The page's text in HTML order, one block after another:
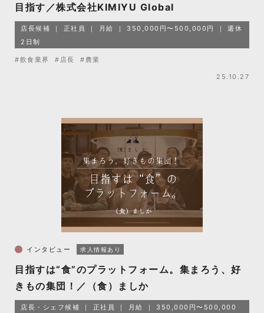
目指す／株式会社KIMIYU Global
店長候補 正社員 月給 350,000円〜500,000円
週休
2日制
#飲食業界 #店長 #農業
25.10.27
インタビュー 求人情報あり
目指すは“食”のプラットフォーム。集まろう、好
きもの集団！／（食）ましか
店長・シェフ候補 正社員 月給 350,000円〜500,000